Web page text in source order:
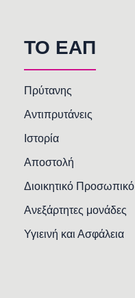
TO EAΠ
Πρύτανης
Αντιπρυτάνεις
Ιστορία
Αποστολή
Διοικητικό Προσωπικό
Ανεξάρτητες μονάδες
Υγιεινή και Ασφάλεια